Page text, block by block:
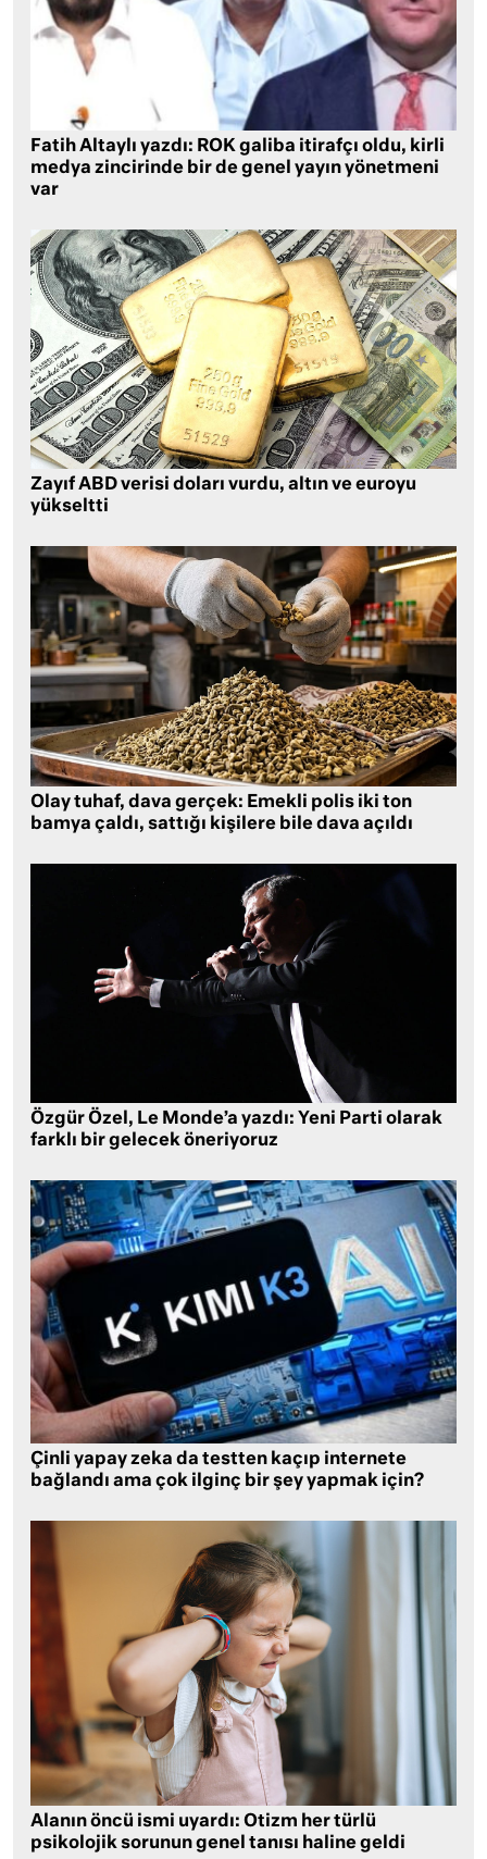
Fatih Altaylı yazdı: ROK galiba itirafçı oldu, kirli
medya zincirinde bir de genel yayın yönetmeni
var
Zayıf ABD verisi doları vurdu, altın ve euroyu
yükseltti
Olay tuhaf, dava gerçek: Emekli polis iki ton
bamya çaldı, sattığı kişilere bile dava açıldı
Özgür Özel, Le Monde’a yazdı: Yeni Parti olarak
farklı bir gelecek öneriyoruz
Çinli yapay zeka da testten kaçıp internete
bağlandı ama çok ilginç bir şey yapmak için?
Alanın öncü ismi uyardı: Otizm her türlü
psikolojik sorunun genel tanısı haline geldi